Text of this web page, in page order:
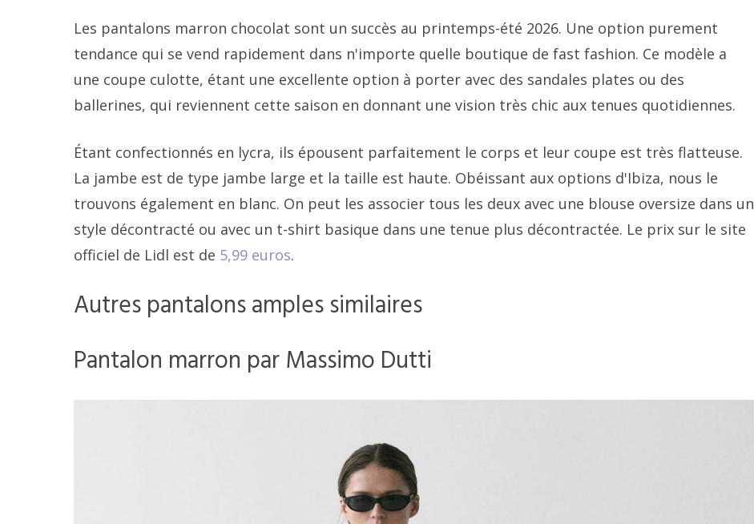
Les pantalons marron chocolat sont un succès au printemps-été 2026. Une option purement
tendance qui se vend rapidement dans n'importe quelle boutique de fast fashion. Ce modèle a
une coupe culotte, étant une excellente option à porter avec des sandales plates ou des
ballerines, qui reviennent cette saison en donnant une vision très chic aux tenues quotidiennes.
Étant confectionnés en lycra, ils épousent parfaitement le corps et leur coupe est très flatteuse.
La jambe est de type jambe large et la taille est haute. Obéissant aux options d'Ibiza, nous le
trouvons également en blanc. On peut les associer tous les deux avec une blouse oversize dans un
style décontracté ou avec un t-shirt basique dans une tenue plus décontractée. Le prix sur le site
officiel de Lidl est de 5,99 euros.
Autres pantalons amples similaires
Pantalon marron par Massimo Dutti